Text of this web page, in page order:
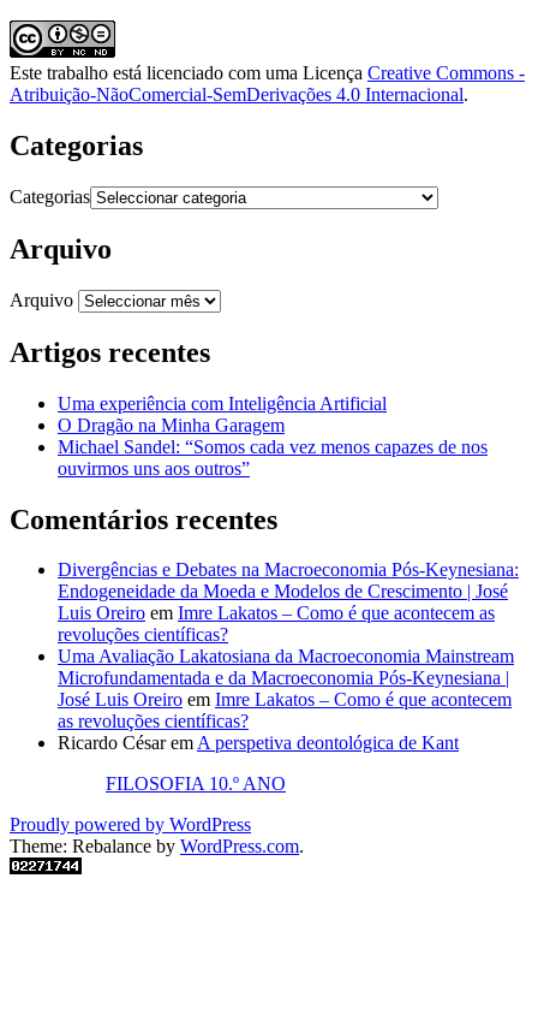
Este trabalho está licenciado com uma Licença Creative Commons -
Atribuição-NãoComercial-SemDerivações 4.0 Internacional.
Categorias
Categorias
Arquivo
Arquivo
Artigos recentes
Uma experiência com Inteligência Artificial
O Dragão na Minha Garagem
Michael Sandel: “Somos cada vez menos capazes de nos
ouvirmos uns aos outros”
Comentários recentes
Divergências e Debates na Macroeconomia Pós-Keynesiana:
Endogeneidade da Moeda e Modelos de Crescimento | José
Luis Oreiro em Imre Lakatos – Como é que acontecem as
revoluções científicas?
Uma Avaliação Lakatosiana da Macroeconomia Mainstream
Microfundamentada e da Macroeconomia Pós-Keynesiana |
José Luis Oreiro em Imre Lakatos – Como é que acontecem
as revoluções científicas?
Ricardo CésaremA perspetiva deontológica de Kant
FILOSOFIA 10.º ANO
Proudly powered by WordPress
Theme: Rebalance by WordPress.com.